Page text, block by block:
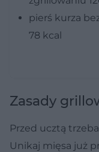
pierś kurza
78 kcal
Zasady
Przed ucztą
Unikaj mięsa już